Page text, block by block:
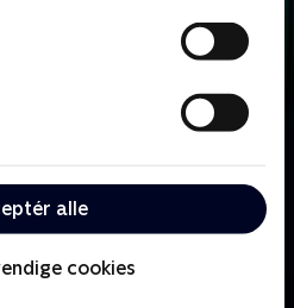
alle
cookies
to hold kendte danskere
sælge sig igennem en
om at tjene flest penge.